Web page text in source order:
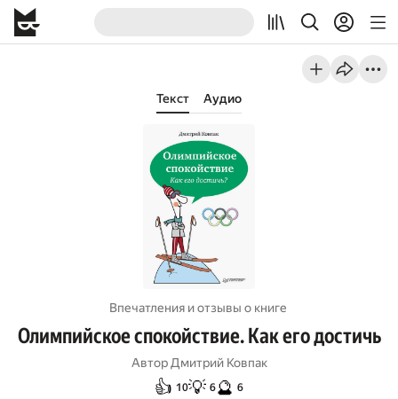
Текст Аудио
Впечатления и отзывы о книге
Олимпийское спокойствие. Как его достичь
Автор Дмитрий Ковпак
👍 10💡 6🔮 6